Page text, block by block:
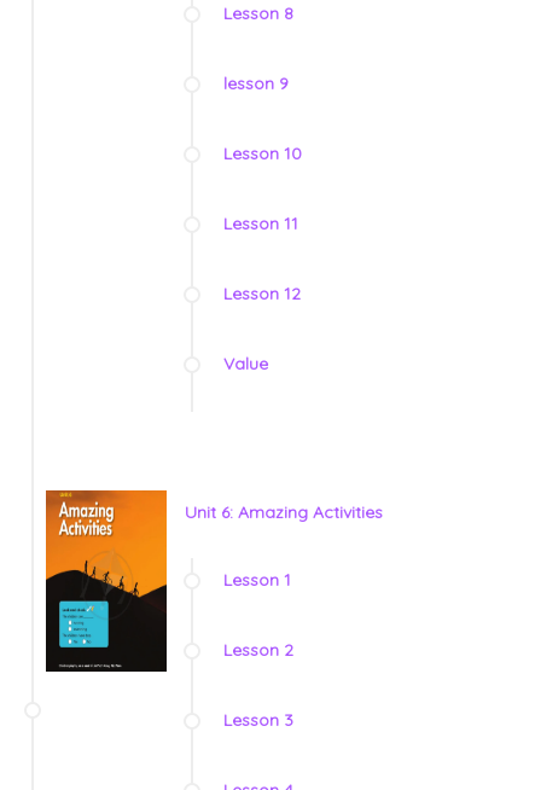
Lesson 8
lesson 9
Lesson 10
Lesson 11
Lesson 12
Value
Unit 6: Amazing Activities
Lesson 1
Lesson 2
Lesson 3